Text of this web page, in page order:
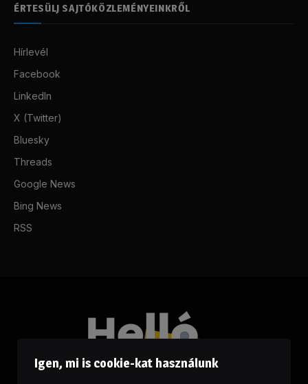
ÉRTESÜLJ SAJTÓKÖZLEMÉNYEINKRŐL
Hírlevél
Facebook
LinkedIn
X (Twitter)
Bluesky
Threads
Google News
Bing News
RSS
Igen, mi is cookie-kat használunk